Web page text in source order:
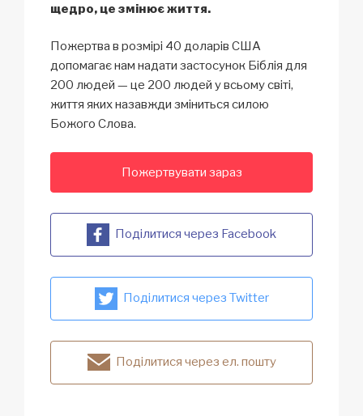
щедро, це змінює життя.
Пожертва в розмірі 40 доларів США
допомагає нам надати застосунок Біблія для
200 людей — це 200 людей у всьому світі,
життя яких назавжди зміниться силою
Божого Слова.
Пожертвувати зараз
Поділитися через Facebook
Поділитися через Twitter
Поділитися через ел. пошту